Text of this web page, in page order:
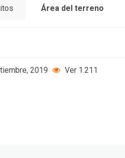
Área del terreno
2019 Ver 1.211